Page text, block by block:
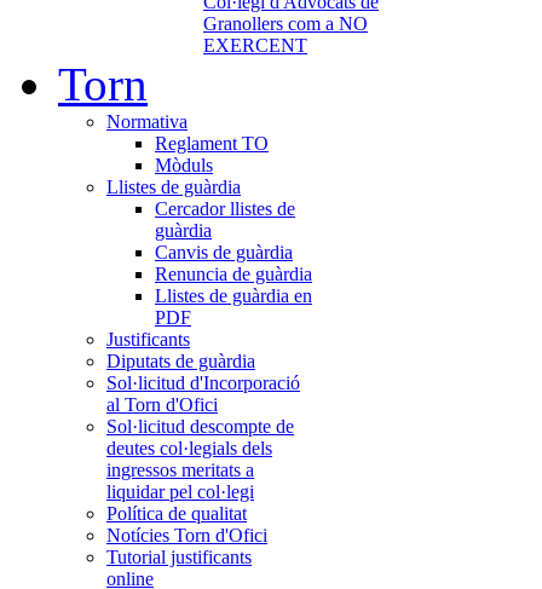
Granollers com a NO
EXERCENT
Torn
Normativa
Reglament TO
Mòduls
Llistes de guàrdia
Cercador llistes de
guàrdia
Canvis de guàrdia
Renuncia de guàrdia
Llistes de guàrdia en
PDF
Justificants
Diputats de guàrdia
Sol·licitud d'Incorporació
al Torn d'Ofici
Sol·licitud descompte de
deutes col·legials dels
ingressos meritats a
liquidar pel col·legi
Política de qualitat
Notícies Torn d'Ofici
Tutorial justificants
online